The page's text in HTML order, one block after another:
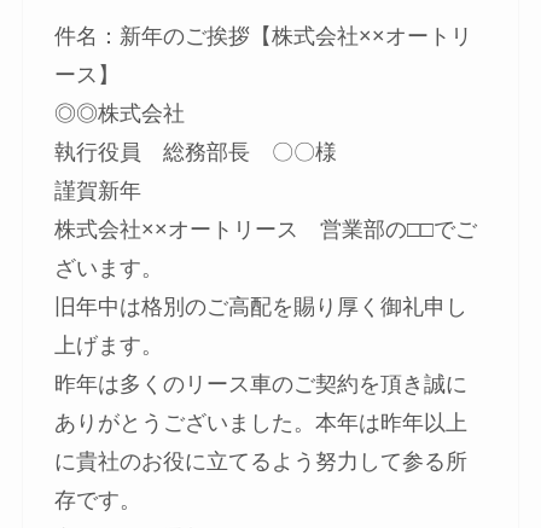
件名：新年のご挨拶【株式会社××オートリ
ース】
◎◎株式会社
執行役員 総務部長 〇〇様
謹賀新年
株式会社××オートリース 営業部の□□でご
ざいます。
旧年中は格別のご高配を賜り厚く御礼申し
上げます。
昨年は多くのリース車のご契約を頂き誠に
ありがとうございました。本年は昨年以上
に貴社のお役に立てるよう努力して参る所
存です。